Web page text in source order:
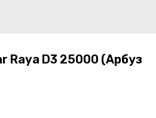
Raya D3 25000 (Арбуз